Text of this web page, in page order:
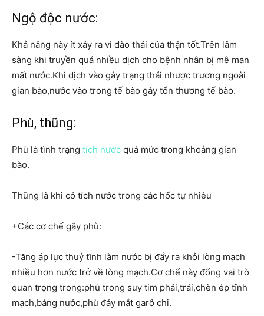
Ngộ độc nước:
Khả năng này ít xảy ra vì đào thải của thận tốt.Trên lâm
sàng khi truyền quá nhiều dịch cho bệnh nhân bị mê man
mất nước.Khi dịch vào gây trạng thái nhược trương ngoài
gian bào,nước vào trong tế bào gây tổn thương tế bào.
Phù, thũng:
Phù là tình trạng tích nước quá mức trong khoảng gian
bào.
Thũng là khi có tích nước trong các hốc tự nhiêu
+Các cơ chế gây phù:
-Tăng áp lực thuỷ tĩnh làm nước bị đẩy ra khỏi lòng mạch
nhiều hơn nước trở về lòng mạch.Cơ chế này đống vai trò
quan trọng trong:phù trong suy tim phải,trái,chèn ép tĩnh
mạch,báng nước,phù đáy mắt garô chi.